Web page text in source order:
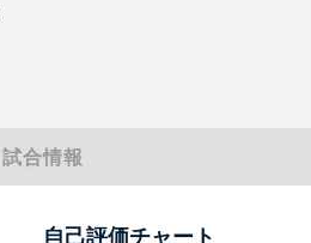
試合情報
自己評価チャート